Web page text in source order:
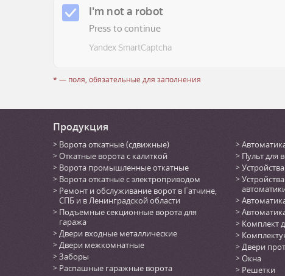
* — поля, обязательные для заполнения
Продукция
Ворота откатные (сдвижные)
Откатные ворота с калиткой
Ворота промышленные откатные
Ворота откатные с электроприводом
Ремонт и обслуживание ворот в Гатчине,
СПБ и в Ленинградской области
Подъемные секционные ворота для
гаража
Двери входные металлические
Двери межкомнатные
Заборы
Распашные гаражные ворота
Пульт для
Комплект
Двери
Окна
Решетки